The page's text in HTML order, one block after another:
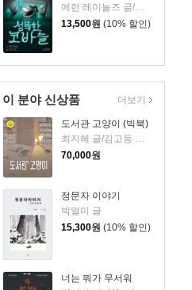
에런 레이놀즈 글/피터 브라운 그림/홍연미 역
13,500원 (10% 할인)
이 분야 신상품
도서관 고양이 (빅북)
70,000원
정문자 이야기
박멀미 글
15,300원 (10% 할인)
너는 뭐가 무서워
더보기